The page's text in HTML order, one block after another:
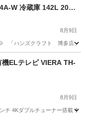
W 冷蔵庫 142L 2023
8月9日
ハンズクラフト 博多店」 🐶
ELテレビ VIERA TH-
8月9日
チ 4Kダブルチューナー搭載